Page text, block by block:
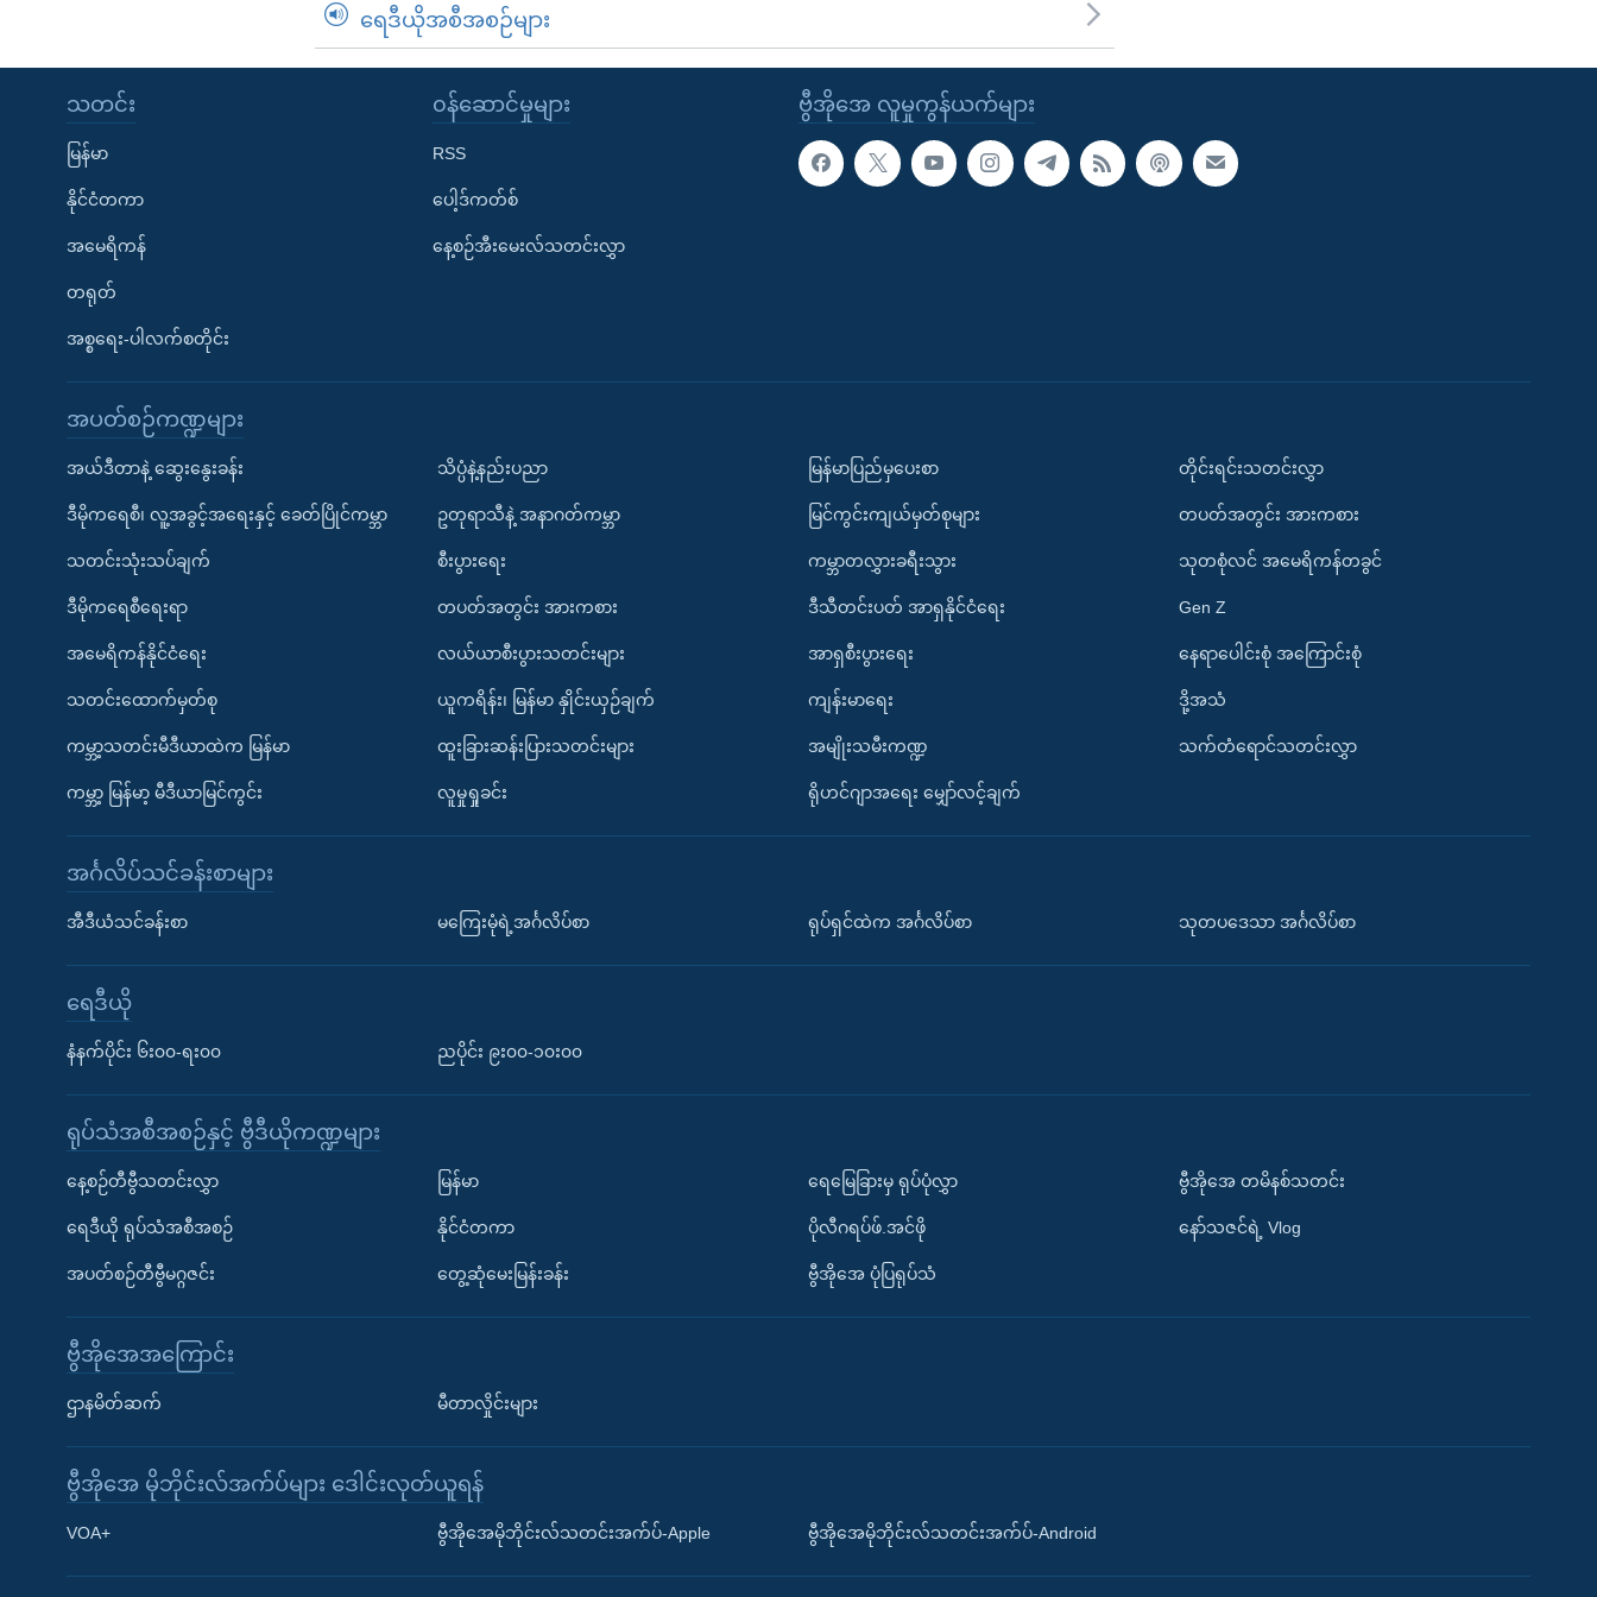
Learning English
ရေဒီယိုအစီအစဉ်များ
ဗွီအိုအေ လူမှုကွန်ယက်များ
သတင်း
မြန်မာ
နိုင်ငံတကာ
အမေရိကန်
တရုတ်
အစ္စရေး-ပါလက်စတိုင်း
၀န်ဆောင်မှုများ
RSS
ပေါ့ဒ်ကတ်စ်
နေ့စဉ်အီးမေးလ်သတင်းလွှာ
အပတ်စဉ်ကဏ္ဍများ
အယ်ဒီတာနဲ့ ဆွေးနွေးခန်း
ဒီမိုကရေစီ၊ လူ့အခွင့်အရေးနှင့် ခေတ်ပြိုင်ကမ္ဘာ
သတင်းသုံးသပ်ချက်
ဒီမိုကရေစီရေးရာ
အမေရိကန်နိုင်ငံရေး
သတင်းထောက်မှတ်စု
ကမ္ဘာ့သတင်းမီဒီယာထဲက မြန်မာ
ကမ္ဘာ့ မြန်မာ့ မီဒီယာမြင်ကွင်း
သိပ္ပံနဲ့နည်းပညာ
ဥတုရာသီနဲ့ အနာဂတ်ကမ္ဘာ
စီးပွားရေး
တပတ်အတွင်း အားကစား
လယ်ယာစီးပွားသတင်းများ
ယူကရိန်း၊ မြန်မာ နှိုင်းယှဉ်ချက်
ထူးခြားဆန်းပြားသတင်းများ
လူမှုရှုခင်း
မြန်မာပြည်မှပေးစာ
မြင်ကွင်းကျယ်မှတ်စုများ
ကမ္ဘာတလွှားခရီးသွား
ဒီသီတင်းပတ် အာရှနိုင်ငံရေး
အာရှစီးပွားရေး
ကျန်းမာရေး
အမျိုးသမီးကဏ္ဍ
ရိုဟင်ဂျာအရေး မျှော်လင့်ချက်
တိုင်းရင်းသတင်းလွှာ
တပတ်အတွင်း အားကစား
သုတစုံလင် အမေရိကန်တခွင်
Gen Z
နေရာပေါင်းစုံ အကြောင်းစုံ
ဒို့အသံ
သက်တံရောင်သတင်းလွှာ
အင်္ဂလိပ်သင်ခန်းစာများ
အီဒီယံသင်ခန်းစာ မကြေးမုံရဲ့အင်္ဂလိပ်စာ ရုပ်ရှင်ထဲက အင်္ဂလိပ်စာ သုတပဒေသာ အင်္ဂလိပ်စာ
ရေဒီယို
နံနက်ပိုင်း ၆း၀၀-ရး၀၀ ညပိုင်း ၉း၀၀-၁၀း၀၀
ရုပ်သံအစီအစဉ်နှင့် ဗွီဒီယိုကဏ္ဍများ
နေ့စဉ်တီဗွီသတင်းလွှာ
ရေဒီယို ရုပ်သံအစီအစဉ်
အပတ်စဉ်တီဗွီမဂ္ဂဇင်း
မြန်မာ
နိုင်ငံတကာ
တွေ့ဆုံမေးမြန်းခန်း
ရေမြေခြားမှ ရုပ်ပုံလွှာ
ပိုလီဂရပ်ဖ်.အင်ဖို
ဗွီအိုအေ ပုံပြရုပ်သံ
ဗွီအိုအေ တမိနစ်သတင်း
နော်သဇင်ရဲ့ Vlog
ဗွီအိုအေအကြောင်း
ဌာနမိတ်ဆက် မီတာလှိုင်းများ
ဗွီအိုအေ မိုဘိုင်းလ်အက်ပ်များ ဒေါင်းလုတ်ယူရန်
VOA+ ဗွီအိုအေမိုဘိုင်းလ်သတင်းအက်ပ်-Apple ဗွီအိုအေမိုဘိုင်းလ်သတင်းအက်ပ်-Android